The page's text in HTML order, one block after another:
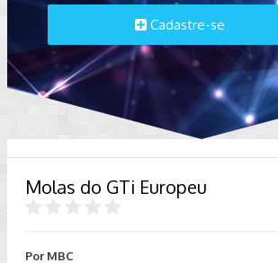
Cadastre-se
Molas do GTi Europeu
Por MBC